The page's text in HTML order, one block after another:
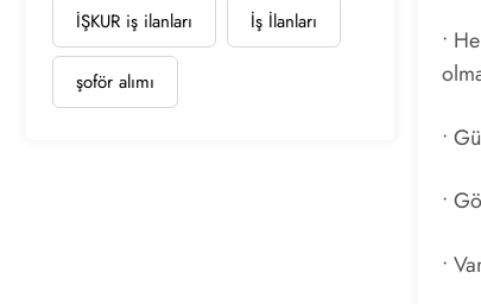
İŞKUR iş ilanları İş İlanları
şoför alımı
•
•
•
•